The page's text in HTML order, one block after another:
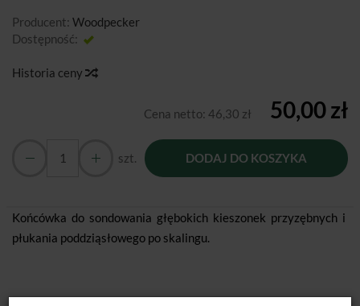
Producent: Woodpecker
Dostępność:
Historia ceny
Cena netto: 46,30 zł 50,00 zł
szt. DODAJ DO KOSZYKA
Końcówka do sondowania głębokich kieszonek przyzębnych i
płukania poddziąsłowego po skalingu.